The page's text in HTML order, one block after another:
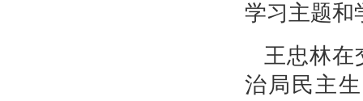
学习主题和
王忠林在
治局民主